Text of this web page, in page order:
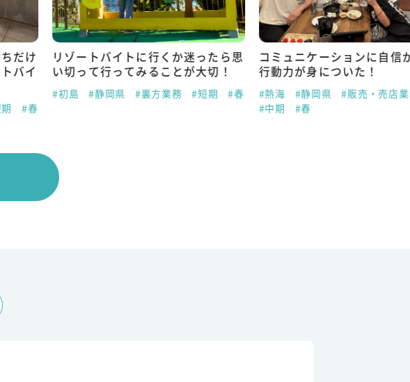
だけ
バイ
#春
リゾートバイトに行くか迷ったら思
い切って行ってみることが大切！
#初島 #静岡県 #裏方業務 #短期 #春
コミュニケーションに自信
行動力が身についた！
#熱海 #静岡県
#販売・売店
#中期
#春